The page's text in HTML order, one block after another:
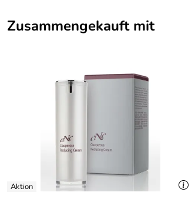
Zusammengekauft mit